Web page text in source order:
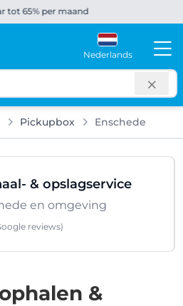
tot 65% per maand
Nederlands
Pickupbox Enschede
& opslagservice
en omgeving
reviews)
&